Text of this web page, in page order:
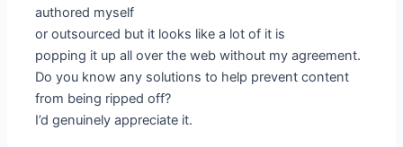
authored myself
or outsourced but it looks like a lot of it is
popping it up all over the web without my agreement.
Do you know any solutions to help prevent content
from being ripped off?
I’d genuinely appreciate it.